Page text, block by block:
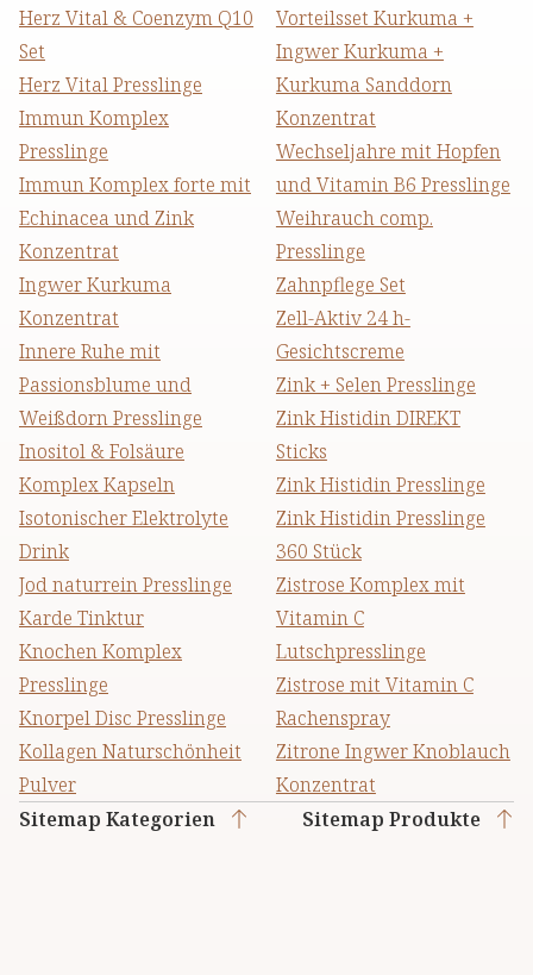
Herz Vital & Coenzym Q10
Set
Herz Vital Presslinge
Immun Komplex
Presslinge
Immun Komplex forte mit
Echinacea und Zink
Konzentrat
Ingwer Kurkuma
Konzentrat
Innere Ruhe mit
Passionsblume und
Weißdorn Presslinge
Inositol & Folsäure
Komplex Kapseln
Isotonischer Elektrolyte
Drink
Jod naturrein Presslinge
Karde Tinktur
Knochen Komplex
Presslinge
Knorpel Disc Presslinge
Kollagen Naturschönheit
Pulver
Vorteilsset Kurkuma +
Ingwer Kurkuma +
Kurkuma Sanddorn
Konzentrat
Wechseljahre mit Hopfen
und Vitamin B6 Presslinge
Weihrauch comp.
Presslinge
Zahnpflege Set
Zell-Aktiv 24 h-
Gesichtscreme
Zink + Selen Presslinge
Zink Histidin DIREKT
Sticks
Zink Histidin Presslinge
Zink Histidin Presslinge
360 Stück
Zistrose Komplex mit
Vitamin C
Lutschpresslinge
Zistrose mit Vitamin C
Rachenspray
Zitrone Ingwer Knoblauch
Konzentrat
Sitemap Kategorien
Sitemap Produkte